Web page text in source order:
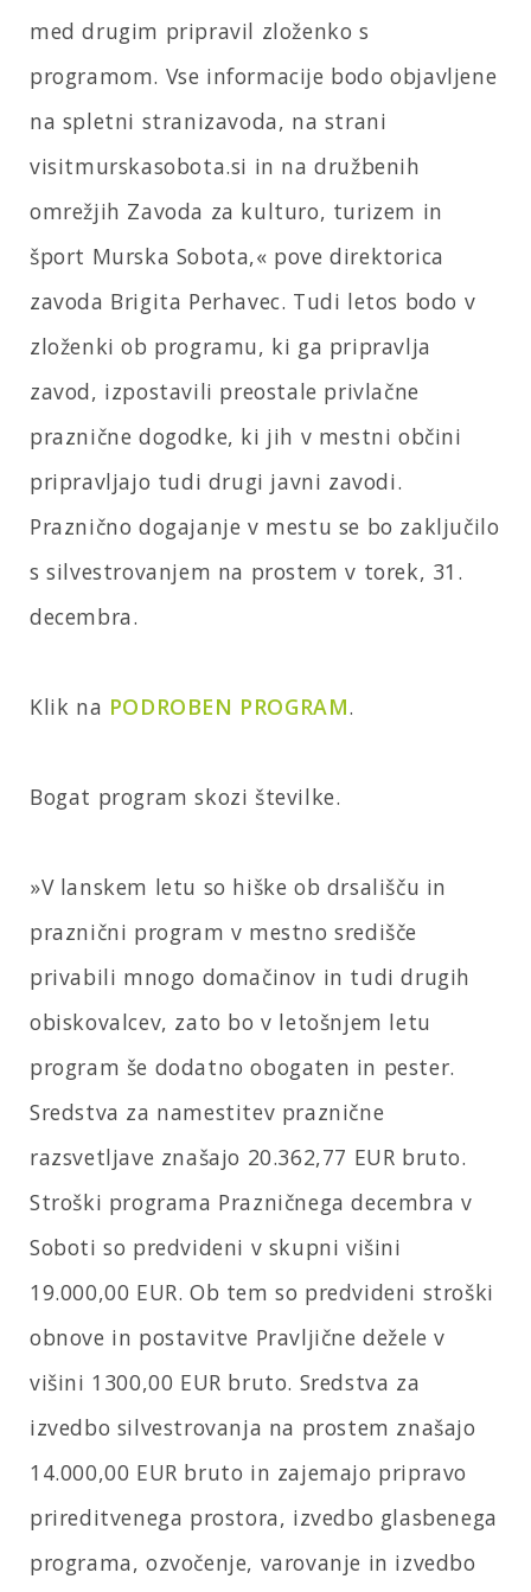
med drugim pripravil zloženko s
programom. Vse informacije bodo objavljene
na spletni stranizavoda, na strani
visitmurskasobota.si in na družbenih
omrežjih Zavoda za kulturo, turizem in
šport Murska Sobota,« pove direktorica
zavoda Brigita Perhavec. Tudi letos bodo v
zloženki ob programu, ki ga pripravlja
zavod, izpostavili preostale privlačne
praznične dogodke, ki jih v mestni občini
pripravljajo tudi drugi javni zavodi.
Praznično dogajanje v mestu se bo zaključilo
s silvestrovanjem na prostem v torek, 31.
decembra.
Klik na PODROBEN PROGRAM.
Bogat program skozi številke.
»V lanskem letu so hiške ob drsališču in
praznični program v mestno središče
privabili mnogo domačinov in tudi drugih
obiskovalcev, zato bo v letošnjem letu
program še dodatno obogaten in pester.
Sredstva za namestitev praznične
razsvetljave znašajo 20.362,77 EUR bruto.
Stroški programa Prazničnega decembra v
Soboti so predvideni v skupni višini
19.000,00 EUR. Ob tem so predvideni stroški
obnove in postavitve Pravljične dežele v
višini 1300,00 EUR bruto. Sredstva za
izvedbo silvestrovanja na prostem znašajo
14.000,00 EUR bruto in zajemajo pripravo
prireditvenega prostora, izvedbo glasbenega
programa, ozvočenje, varovanje in izvedbo